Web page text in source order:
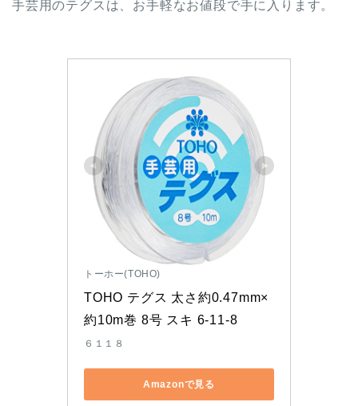
手芸用のテグスは、お手軽なお値段で手に入ります。
トーホー(TOHO)
TOHO テグス 太さ約0.47mm×
約10m巻 8号 スキ 6-11-8
６１１８
Amazonで見る